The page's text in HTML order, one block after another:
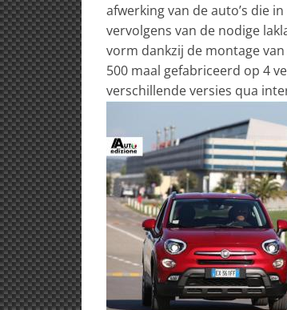
afwerking van de auto’s die
vervolgens van de nodige
vorm dankzij de montage
500 maal gefabriceerd op 4
verschillende versies qua